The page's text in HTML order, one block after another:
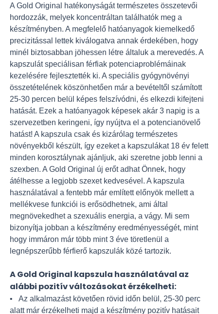
A Gold Original hatékonyságát természetes összetevői
hordozzák, melyek koncentráltan találhatók meg a
készítményben. A megfelelő hatóanyagok kiemelkedő
precizitással lettek kiválogatva annak érdekében, hogy
minél biztosabban jöhessen létre általuk a merevedés. A
kapszulát speciálisan férfiak potenciaproblémáinak
kezelésére fejlesztették ki. A speciális gyógynövényi
összetételének köszönhetően már a bevételtől számított
25-30 percen belül képes felszívódni, és elkezdi kifejteni
hatását. Ezek a hatóanyagok képesek akár 3 napig is a
szervezetben keringeni, így nyújtva el a potencianövelő
hatást! A kapszula csak és kizárólag természetes
növényekből készült, így ezeket a kapszulákat 18 év felett
minden korosztálynak ajánljuk, aki szeretne jobb lenni a
szexben. A Gold Original új erőt adhat Önnek, hogy
átélhesse a legjobb szexet kedvesével. A kapszula
használatával a fentebb már említett előnyök mellett a
mellékvese funkciói is erősödhetnek, ami által
megnövekedhet a szexuális energia, a vágy. Mi sem
bizonyítja jobban a készítmény eredményességét, mint
hogy immáron már több mint 3 éve töretlenül a
legnépszerűbb férfierő kapszulák közé tartozik.
A Gold Original kapszula használatával az
alábbi pozitív változásokat érzékelheti:
• Az alkalmazást követően rövid időn belül, 25-30 perc
alatt már érzékelheti majd a készítmény pozitív hatásait